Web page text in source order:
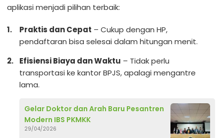
aplikasi menjadi pilihan terbaik:
Praktis dan Cepat – Cukup dengan HP,
pendaftaran bisa selesai dalam hitungan menit.
Efisiensi Biaya dan Waktu – Tidak perlu
transportasi ke kantor BPJS, apalagi mengantre
lama.
Gelar Doktor dan Arah Baru Pesantren
Modern IBS PKMKK
29/04/2026